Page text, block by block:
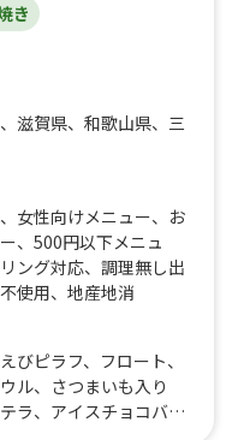
き
、 滋賀県、 和歌山県、 三
、 女性向けメニュー、 お
、 500円以下メニュ
ング対応、 調理無し出
使用、 地産地消
びピラフ、フロート、
ル、さつまいも入り
ラ、アイスチョコバナ